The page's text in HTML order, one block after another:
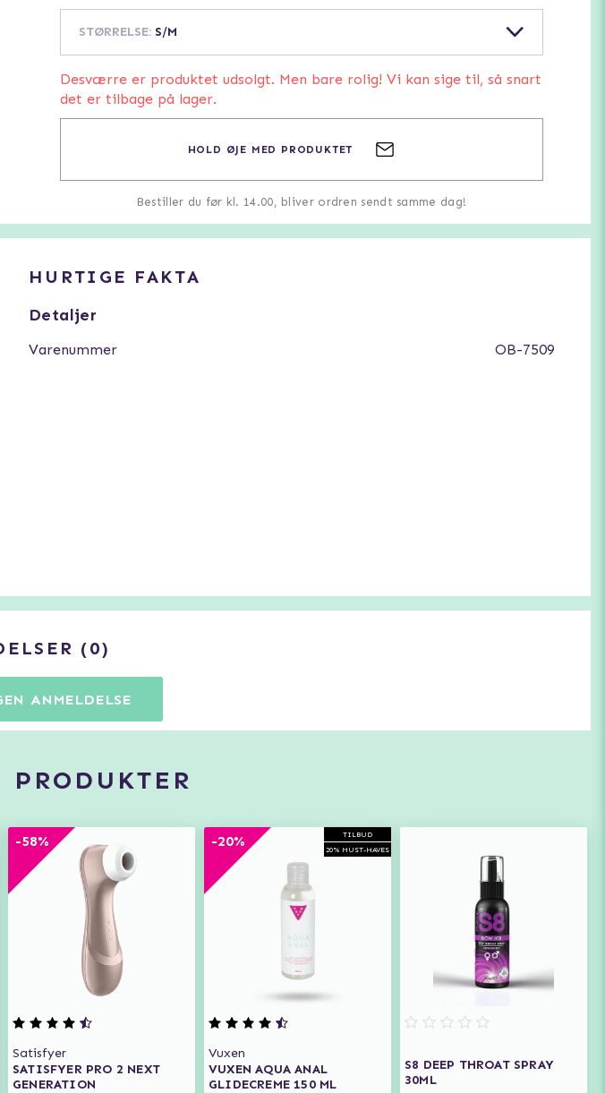
STØRRELSE: S/M
Desværre er produktet udsolgt. Men bare rolig! Vi kan sige til, så snart
det er tilbage på lager.
HOLD ØJE MED PRODUKTET
Bestiller du før kl. 14.00, bliver ordren sendt samme dag!
HURTIGE FAKTA
Detaljer
Varenummer OB-7509
0
ANMELDELSE
PRODUKTER
-58%
Satisfyer
SATISFYER PRO 2 NEXT
GENERATION
TILBUD
20% MUST-HAVES
-20%
Vuxen
VUXEN AQUA ANAL
GLIDECREME 150 ML
S8 DEEP THROAT SPRAY
30ML